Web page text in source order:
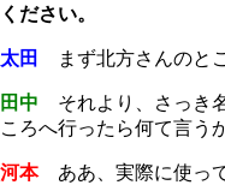
ください。
太田 まず北方さんのと
田中 それより、さっき
ころへ行ったら何て言う
河本ああ、実際に使っ